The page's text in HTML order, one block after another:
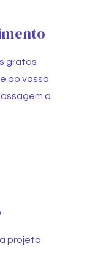
gratos
ao vosso
a
projeto